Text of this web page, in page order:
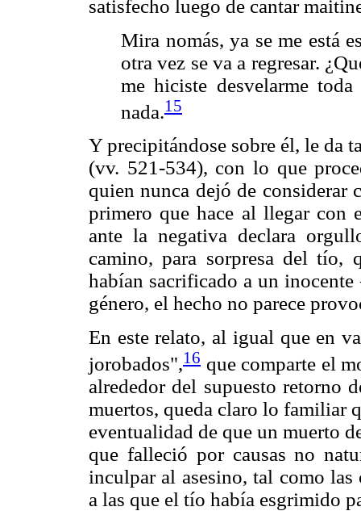
satisfecho luego de cantar
Mira nomás, ya se me está
otra vez se va a regresar.
me hiciste desvelarme
nada.15
Y precipitándose sobre él, le da
(vv. 521-534), con lo que
quien nunca dejó de
primero que hace al llegar
ante la negativa declara
camino, para sorpresa del tío,
habían sacrificado a un
género, el hecho no parece
En este relato, al igual que en
jorobados",16 que comparte el
alrededor del supuesto retorno
muertos, queda claro lo familiar
eventualidad de que un muerto
que falleció por causas no
inculpar al asesino, tal como las
a las que el tío había esgrimido